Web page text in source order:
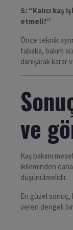
S: “Kalıcı
etmeli?”
Önce teknik
tabaka, bakım
danışarak karar
ve
Kaş bakımı
ikileminden
düşünülmelidir.
En güzel
veren dengeli bir